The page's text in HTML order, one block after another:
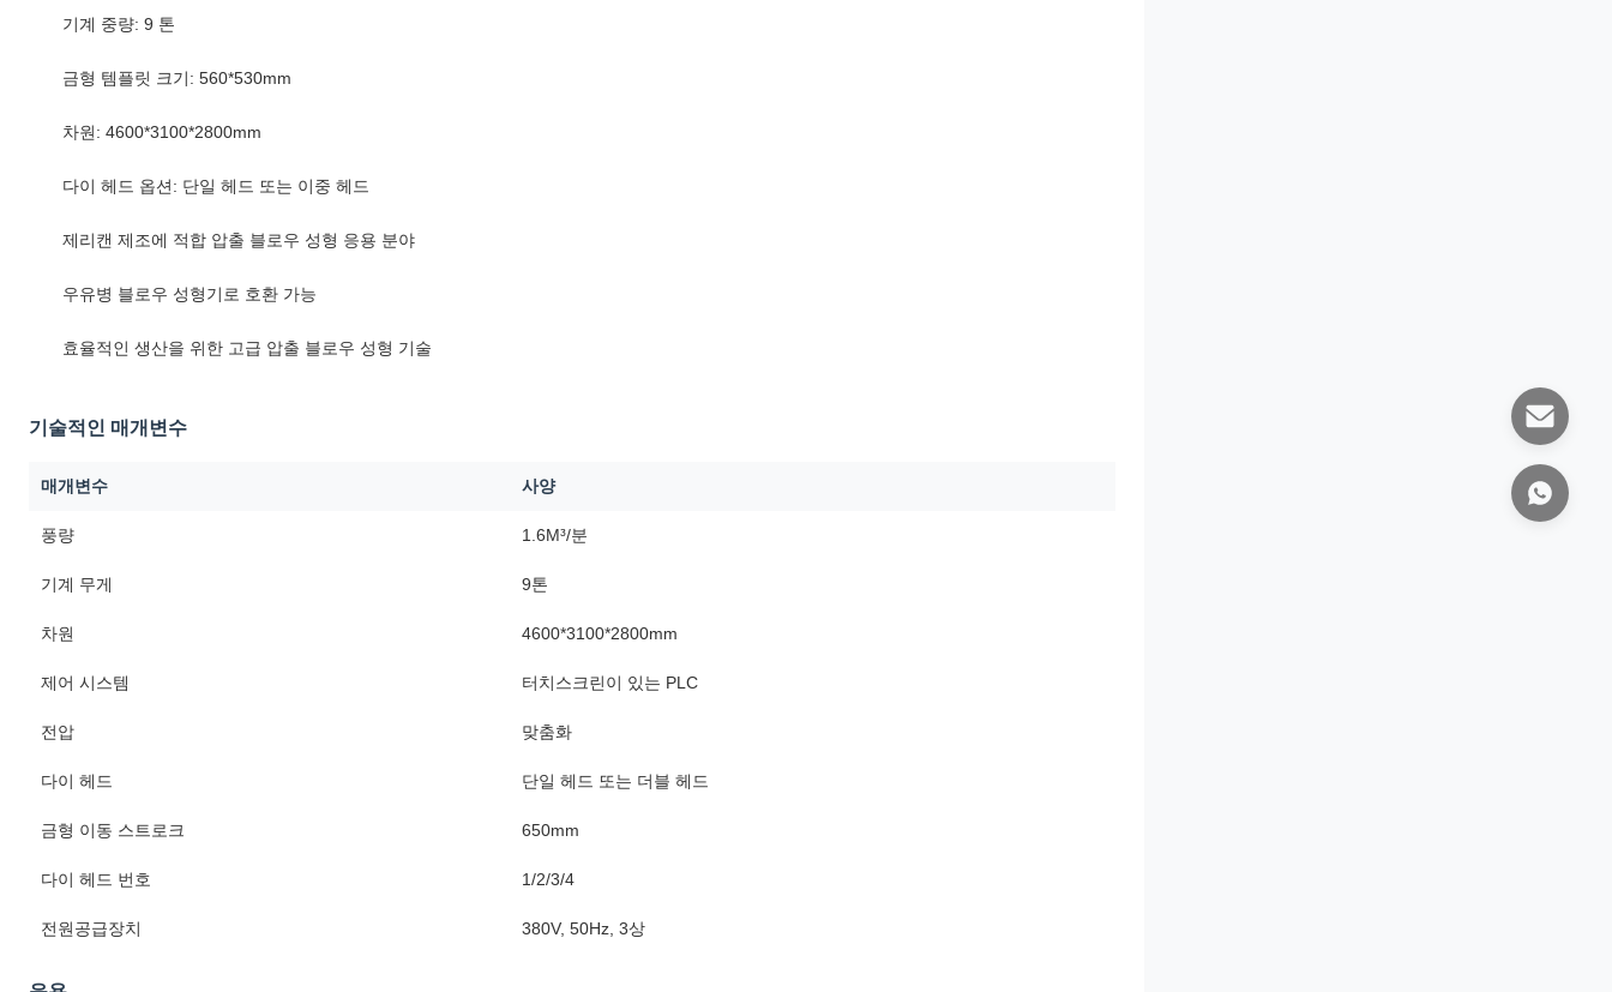
기계 중량: 9 톤
금형 템플릿 크기: 560*530mm
차원: 4600*3100*2800mm
다이 헤드 옵션: 단일 헤드 또는 이중 헤드
제리캔 제조에 적합 압출 블로우 성형 응용 분야
우유병 블로우 성형기로 호환 가능
효율적인 생산을 위한 고급 압출 블로우 성형 기술
기술적인 매개변수
매개변수 사양
풍량 1.6M³/분
기계 무게 9톤
차원 4600*3100*2800mm
제어 시스템 터치스크린이 있는 PLC
전압 맞춤화
다이 헤드 단일 헤드 또는 더블 헤드
금형 이동 스트로크 650mm
다이 헤드 번호 1/2/3/4
전원공급장치 380V, 50Hz, 3상